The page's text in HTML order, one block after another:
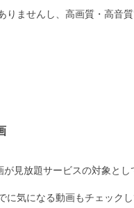
りませんし、高画質・高音
見放題サービスの対象とし
気になる動画もチェックし